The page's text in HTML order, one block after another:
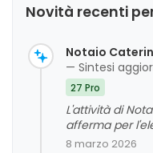
Novità recenti
Notaio
— Sintesi
27 Pro
L'attività di
afferma per
competenza e
8 marzo 2026